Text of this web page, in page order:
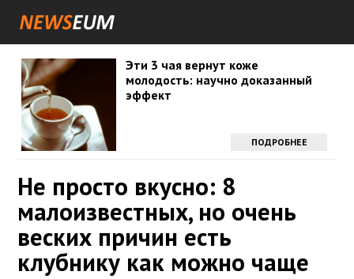
Эти 3 чая вернут коже
молодость: научно доказанный
эффект
ПОДРОБНЕЕ
Не просто вкусно: 8
малоизвестных, но очень
веских причин есть
клубнику как можно чаще